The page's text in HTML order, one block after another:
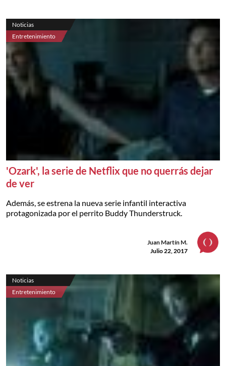
Noticias
Entretenimiento
'Ozark', la serie de Netflix que no querrás dejar
de ver
Además, se estrena la nueva serie infantil interactiva
protagonizada por el perrito Buddy Thunderstruck.
Juan Martín M.
Julio 22, 2017
Noticias
Entretenimiento